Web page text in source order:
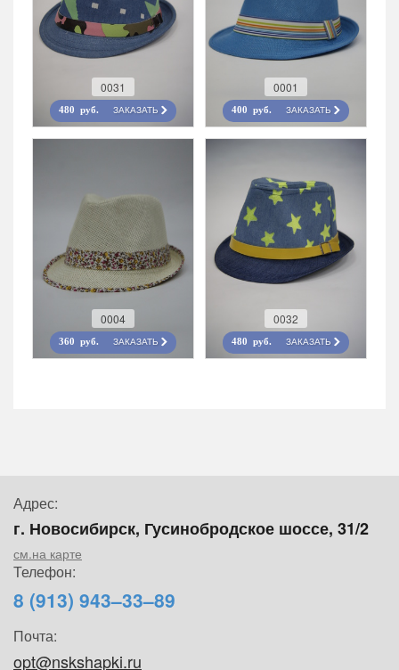
0031
480 руб. ЗАКАЗАТЬ
0001
400 руб. ЗАКАЗАТЬ
0004
360 руб. ЗАКАЗАТЬ
0032
480 руб. ЗАКАЗАТЬ
Адрес:
г. Новосибирск, Гусинобродское шоссе, 31/2
см.на карте
Телефон:
8 (913) 943–33–89
Почта:
opt@nskshapki.ru